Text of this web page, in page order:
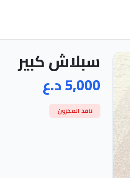
سبلاش كبير
5,000 د.ع
نافذ المخزون